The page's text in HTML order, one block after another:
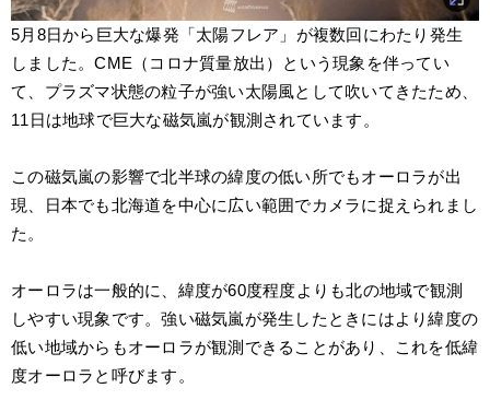
5月8日から巨大な爆発「太陽フレア」が複数回にわたり発生
しました。CME（コロナ質量放出）という現象を伴ってい
て、プラズマ状態の粒子が強い太陽風として吹いてきたため、
11日は地球で巨大な磁気嵐が観測されています。
この磁気嵐の影響で北半球の緯度の低い所でもオーロラが出
現、日本でも北海道を中心に広い範囲でカメラに捉えられまし
た。
オーロラは一般的に、緯度が60度程度よりも北の地域で観測
しやすい現象です。強い磁気嵐が発生したときにはより緯度の
低い地域からもオーロラが観測できることがあり、これを低緯
度オーロラと呼びます。